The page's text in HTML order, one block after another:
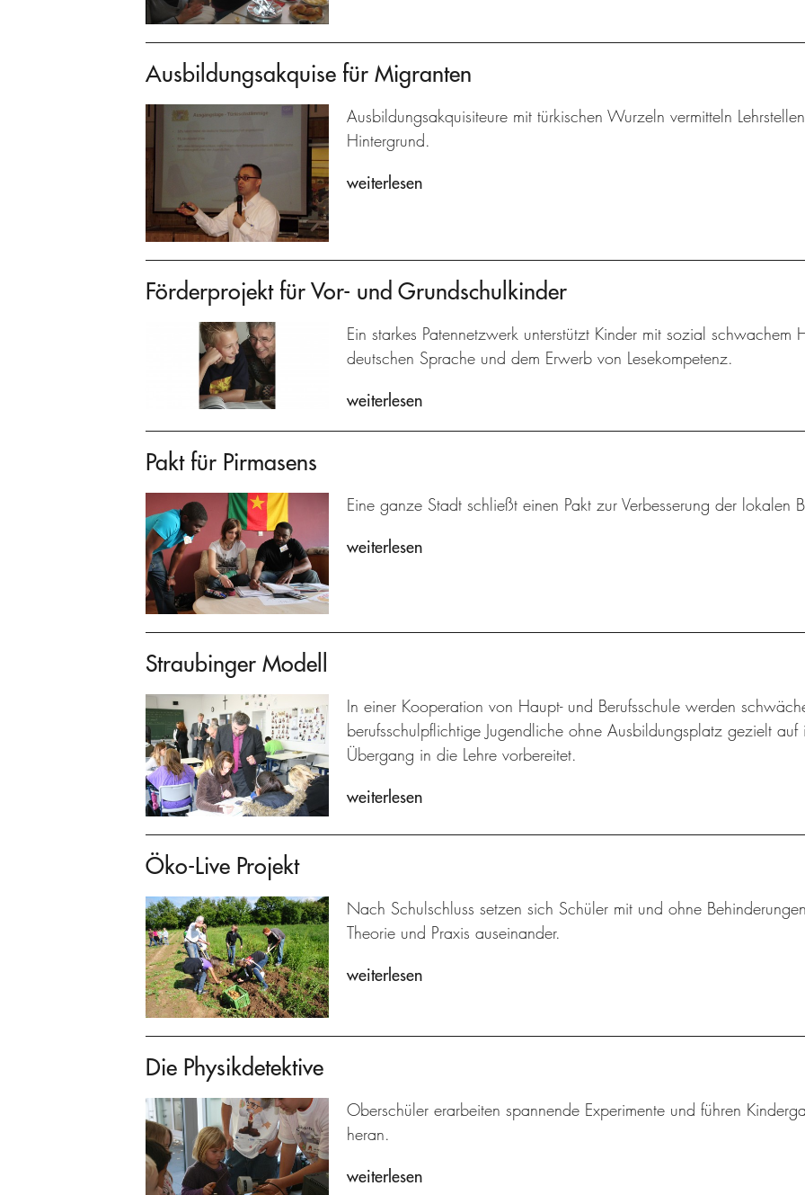
Ausbildungsakquise für Migranten
Ausbildungsakquisiteure mit türkischen Wurzeln vermitteln
Hintergrund.
weiterlesen
Förderprojekt für Vor- und Grundschulkinder
Ein starkes Patennetzwerk unterstützt Kinder mit sozial schwachem
deutschen Sprache und dem Erwerb von Lesekompetenz.
weiterlesen
Pakt für Pirmasens
Eine ganze Stadt schließt einen Pakt zur Verbesserung der lokalen
weiterlesen
Straubinger Modell
In einer Kooperation von Haupt- und Berufsschule werden
berufsschulpflichtige Jugendliche ohne Ausbildungsplatz gezielt
Übergang in die Lehre vorbereitet.
weiterlesen
Öko-Live Projekt
Nach Schulschluss setzen sich Schüler mit und ohne
Theorie und Praxis auseinander.
weiterlesen
Die Physikdetektive
Oberschüler erarbeiten spannende Experimente und führen
heran.
weiterlesen